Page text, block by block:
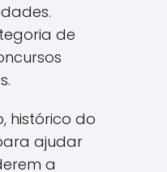
de
histórico do
ajudar
a